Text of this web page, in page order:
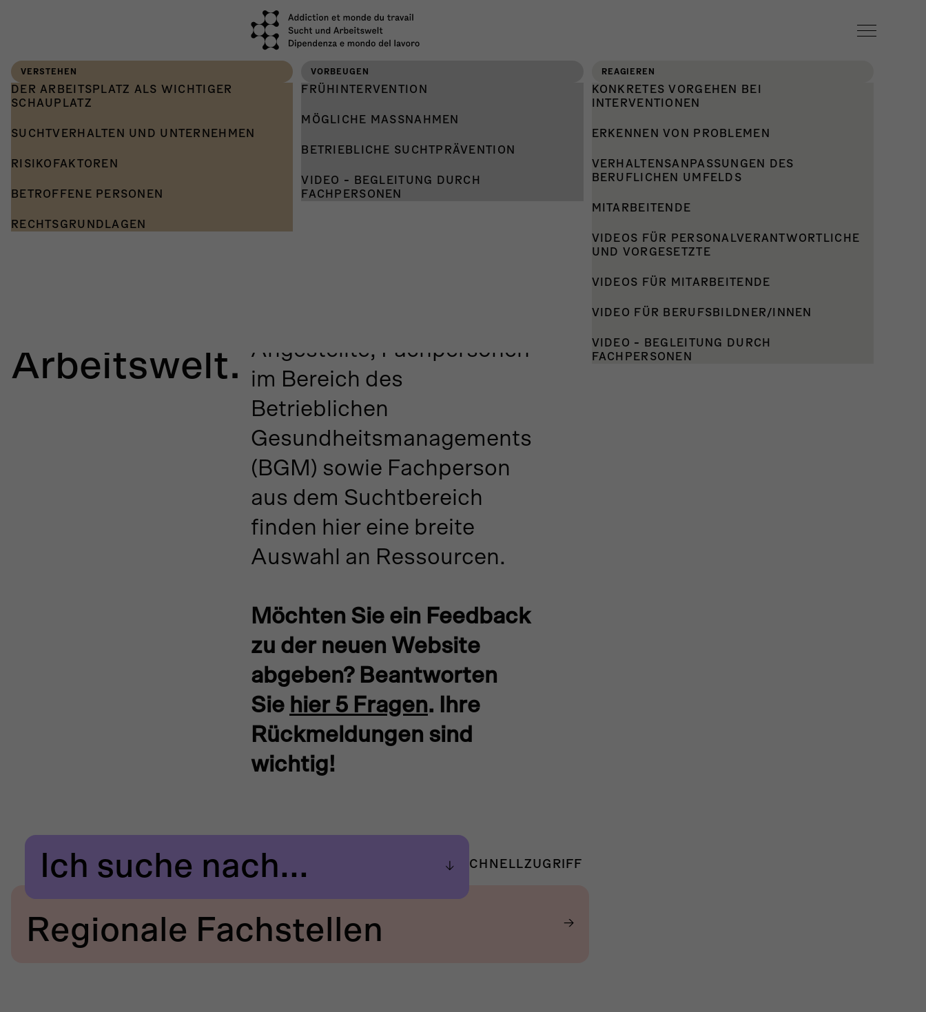
VERSTEHEN
DER ARBEITSPLATZ ALS WICHTIGER
SCHAUPLATZ
SUCHTVERHALTEN UND UNTERNEHMEN
RISIKOFAKTOREN
BETROFFENE PERSONEN
RECHTSGRUNDLAGEN
VORBEUGEN
FRÜHINTERVENTION
MÖGLICHE MASSNAHMEN
BETRIEBLICHE SUCHTPRÄVENTION
VIDEO - BEGLEITUNG DURCH
FACHPERSONEN
REAGIEREN
KONKRETES VORGEHEN BEI
INTERVENTIONEN
ERKENNEN VON PROBLEMEN
VERHALTENSANPASSUNGEN DES
BERUFLICHEN UMFELDS
MITARBEITENDE
VIDEOS FÜR PERSONALVERANTWORTLICHE
UND VORGESETZTE
VIDEOS FÜR MITARBEITENDE
VIDEO FÜR BERUFSBILDNER/INNEN
VIDEO - BEGLEITUNG DURCH
FACHPERSONEN
Willkommen
auf der
Website
Arbeitswelt.
Diese Website legt den
Fokus auf den komplexen
Zusammenhang zwischen
Suchtverhalten und dem
Angestellte, Fachpersonen
im Bereich des
Betrieblichen
Gesundheitsmanagements
(BGM) sowie Fachperson
aus dem Suchtbereich
finden hier eine breite
Auswahl an Ressourcen.
Möchten Sie ein Feedback
zu der neuen Website
abgeben? Beantworten
Sie hier 5 Fragen. Ihre
Rückmeldungen sind
wichtig!
SCHNELLZUGRIFF
Ich suche nach...
Regionale Fachstellen